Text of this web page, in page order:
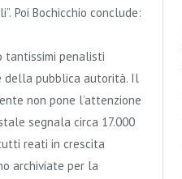
Poi Bochicchio conclude:
tantissimi penalisti
della pubblica autorità. Il
non pone l’attenzione
segnala circa 17.000
reati in crescita
archiviate per la